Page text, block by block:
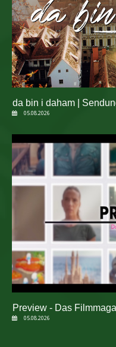
da bin i daham |
05.08.2026
Preview - Das
05.08.2026